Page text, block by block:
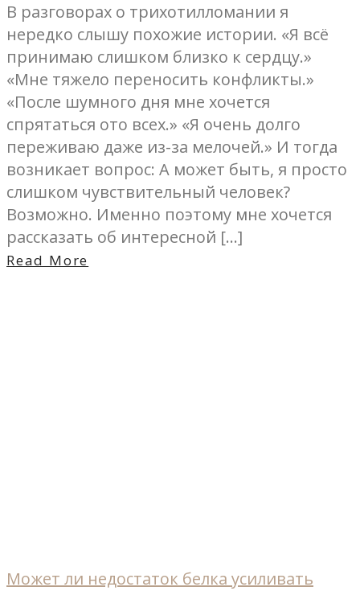
В разговорах о трихотилломании я
нередко слышу похожие истории. «Я всё
принимаю слишком близко к сердцу.»
«Мне тяжело переносить конфликты.»
«После шумного дня мне хочется
спрятаться ото всех.» «Я очень долго
переживаю даже из-за мелочей.» И тогда
возникает вопрос: А может быть, я просто
слишком чувствительный человек?
Возможно. Именно поэтому мне хочется
рассказать об интересной […]
Read More
Может ли недостаток белка усиливать